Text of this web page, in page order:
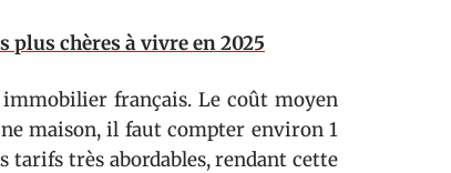
chères à vivre en 2025
français. Le coût moyen
maison, il faut compter environ 1
tarifs très abordables, rendant cette